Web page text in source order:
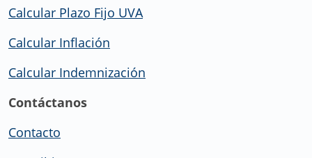
Calcular Plazo Fijo UVA
Calcular Inflación
Calcular Indemnización
Contáctanos
Contacto